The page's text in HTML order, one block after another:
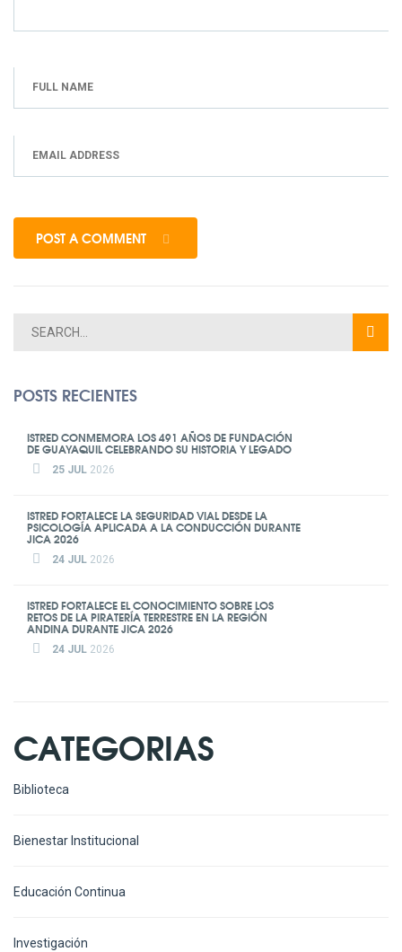
POST A COMMENT
POSTS RECIENTES
ISTRED CONMEMORA LOS 491 AÑOS DE FUNDACIÓN
DE GUAYAQUIL CELEBRANDO SU HISTORIA Y LEGADO
25 JUL 2026
ISTRED FORTALECE LA SEGURIDAD VIAL DESDE LA
PSICOLOGÍA APLICADA A LA CONDUCCIÓN DURANTE
JICA 2026
24 JUL 2026
ISTRED FORTALECE EL CONOCIMIENTO SOBRE LOS
RETOS DE LA PIRATERÍA TERRESTRE EN LA REGIÓN
ANDINA DURANTE JICA 2026
24 JUL 2026
CATEGORIAS
Biblioteca
Bienestar Institucional
Educación Continua
Investigación